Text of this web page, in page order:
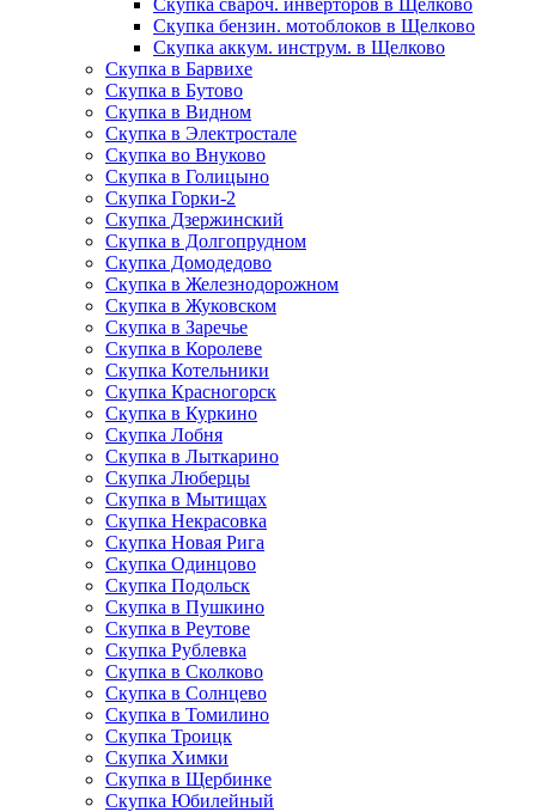
Скупка свароч. инверторов в Щелково
Скупка бензин. мотоблоков в Щелково
Скупка аккум. инструм. в Щелково
Скупка в Барвихе
Скупка в Бутово
Скупка в Видном
Скупка в Электростале
Скупка во Внуково
Скупка в Голицыно
Скупка Горки-2
Скупка Дзержинский
Скупка в Долгопрудном
Скупка Домодедово
Скупка в Железнодорожном
Скупка в Жуковском
Скупка в Заречье
Скупка в Королеве
Скупка Котельники
Скупка Красногорск
Скупка в Куркино
Скупка Лобня
Скупка в Лыткарино
Скупка Люберцы
Скупка в Мытищах
Скупка Некрасовка
Скупка Новая Рига
Скупка Одинцово
Скупка Подольск
Скупка в Пушкино
Скупка в Реутове
Скупка Рублевка
Скупка в Сколково
Скупка в Солнцево
Скупка в Томилино
Скупка Троицк
Скупка Химки
Скупка в Щербинке
Скупка Юбилейный